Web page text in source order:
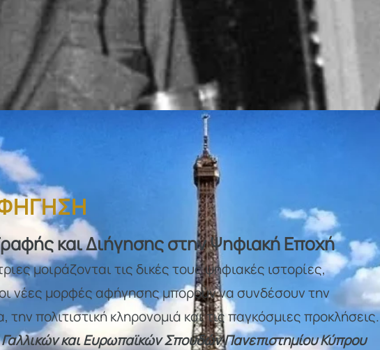
και Διήγησης στην Ψηφιακή Εποχή
μοιράζονται τις δικές τους ψηφιακές ιστορίες,
νέες μορφές αφήγησης μπορούν να συνδέσουν την
την πολιτιστική κληρονομιά και τις παγκόσμιες προκλήσεις.
και Ευρωπαϊκών Σπουδών Πανεπιστημίου Κύπρου